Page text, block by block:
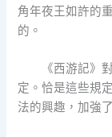
角年夜王如許的
的。
《西游記》
定。恰是這些規
法的興趣，加強